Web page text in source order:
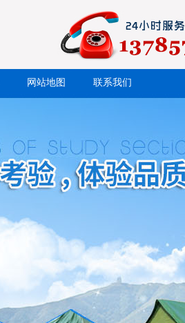
网站地图 联系我们